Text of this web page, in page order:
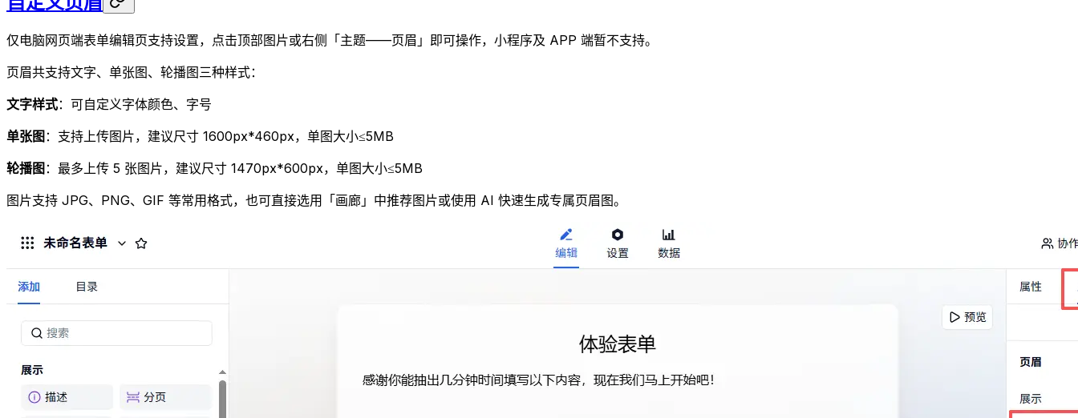
仅电脑网页端表单编辑页支持设置，点击顶部图片或右侧「主题——页眉」即可操作，小程序及 APP 端暂不支持。
页眉共支持文字、单张图、轮播图三种样式：
文字样式：可自定义字体颜色、字号
单张图 ：支持上传图片，建议尺寸 1600px*460px，单图大小≤5MB
轮播图 ：最多上传 5 张图片，建议尺寸 1470px*600px，单图大小≤5MB
图片支持 JPG、PNG、GIF 等常用格式，也可直接选用「画廊」中推荐图片或使用 AI 快速生成专属页眉图。